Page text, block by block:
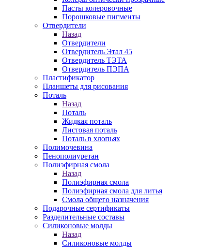
Пасты колеровочные
Порошковые пигменты
Отвердители
Назад
Отвердители
Отвердитель Этал 45
Отвердитель ТЭТА
Отвердитель ПЭПА
Пластификатор
Планшеты для рисования
Поталь
Назад
Поталь
Жидкая поталь
Листовая поталь
Поталь в хлопьях
Полимочевина
Пенополиуретан
Полиэфирная смола
Назад
Полиэфирная смола
Полиэфирная смола для литья
Смола общего назначения
Подарочные сертификаты
Разделительные составы
Силиконовые молды
Назад
Силиконовые молды